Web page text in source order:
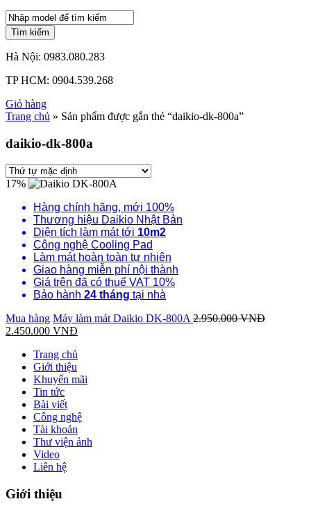
Tìm kiếm
Hà Nội: 0983.080.283
TP HCM: 0904.539.268
Giỏ hàng
Trang chủ » Sản phẩm được gắn thẻ “daikio-dk-800a”
daikio-dk-800a
17%
Hàng chính hãng, mới 100%
Thương hiệu Daikio Nhật Bản
Diện tích làm mát tới 10m2
Công nghệ Cooling Pad
Làm mát hoàn toàn tự nhiên
Giao hàng miễn phí nội thành
Giá trên đã có thuế VAT 10%
Bảo hành 24 tháng tại nhà
Mua hàng Máy làm mát Daikio DK-800A 2.950.000VNĐ
2.450.000 VNĐ
Trang chủ
Giới thiệu
Khuyến mãi
Tin tức
Bài viết
Công nghệ
Tài khoản
Thư viện ảnh
Video
Liên hệ
Giới thiệu